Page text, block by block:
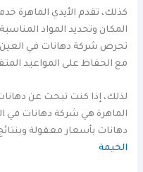
كذلك، تقدم الأيدي الماهرة
المكان وتحديد المواد
تحرص شركة دهانات في
مع الحفاظ على المواعيد
لذلك، إذا كنت تبحث عن
الماهرة هي شركة دهانات في
دهانات بأسعار معقولة
الخيمة